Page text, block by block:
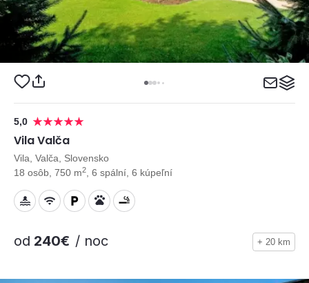
5,0
Vila Valča
Vila, Valča, Slovensko
18 osôb, 750 m2 , 6 spální, 6 kúpeľní
od 240€ / noc + 20 km